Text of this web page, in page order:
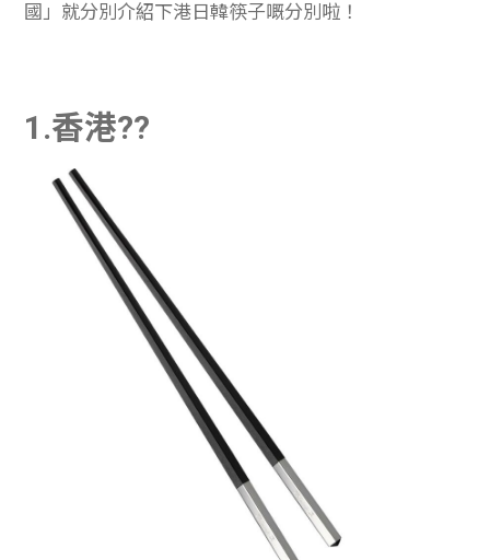
國」就分別介紹下港日韓筷子嘅分別啦！
1.香港??